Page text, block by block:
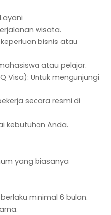
wisata.
bisnis atau
atau pelajar.
Visa): Untuk mengunjungi
secara resmi di
kebutuhan Anda.
yang biasanya
minimal 6 bulan.